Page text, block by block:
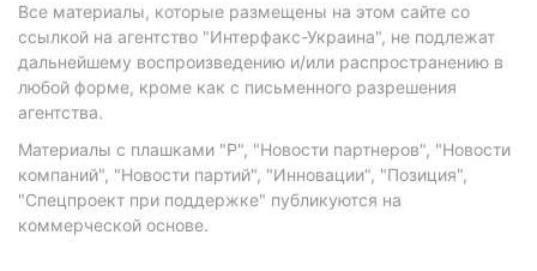
Все материалы, которые размещены на этом сайте со
ссылкой на агентство "Интерфакс-Украина", не подлежат
дальнейшему воспроизведению и/или распространению в
любой форме, кроме как с письменного разрешения
агентства.
Материалы с плашками "Р", "Новости партнеров", "Новости
компаний", "Новости партий", "Инновации", "Позиция",
"Спецпроект при поддержке" публикуются на
коммерческой основе.